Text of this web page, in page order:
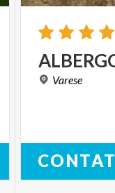
Varese